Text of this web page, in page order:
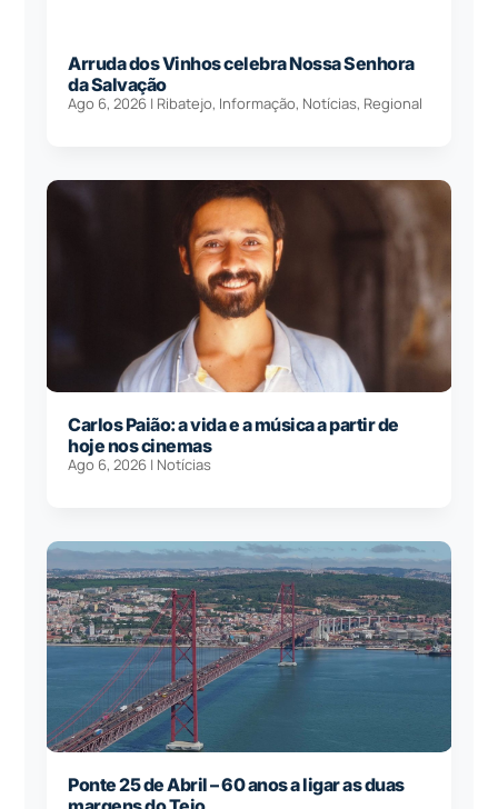
Arruda dos Vinhos celebra Nossa Senhora
da Salvação
Ago 6, 2026 | Ribatejo, Informação, Notícias, Regional
Carlos Paião: a vida e a música a partir de
hoje nos cinemas
Ago 6, 2026 | Notícias
Ponte 25 de Abril – 60 anos a ligar as duas